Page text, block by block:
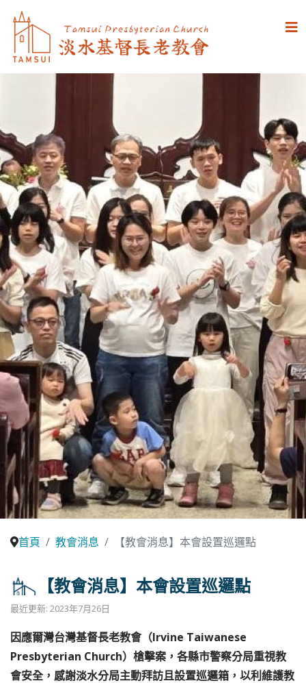
首頁 教會消息 【教會消息】本會設置巡邏點
【教會消息】本會設置巡邏點
最近更新: 2023年7月26日
因應爾灣台灣基督長老教會（Irvine Taiwanese
Presbyterian Church）槍擊案，各縣市警察分局重視教
會安全，感謝淡水分局主動拜訪且設置巡邏箱，以利維護教